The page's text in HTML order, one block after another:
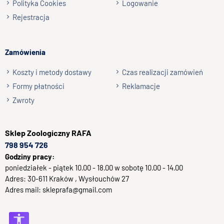
M/L (dł. x szer. x wys.): 40 x 11 x 8 cm
od rodzaju używanej zabawki. Regularnie sprawdzaj jej stan
i wymień ją na nową, jeżeli zauważysz uszkodzenia lub
brakujące elementy, ponieważ mogą one doprowadzić do
zranienia zwierzęcia.
brze!
Polityka Cookies
Logowanie
Rejestracja
Zamówienia
Koszty i metody dostawy
Czas realizacji zamówień
Formy płatności
Reklamacje
Zwroty
SklepZoologiczny RAFA
798 954 726
Godziny pracy:
poniedziałek - piątek 10.00 - 18.00 w sobotę 10.00 - 14.00
Adres: 30-611 Kraków , Wysłouchów 27
Adres mail: skleprafa@gmail.com